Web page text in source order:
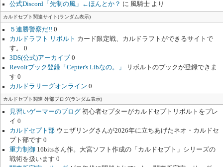
公式Discord「先制の風」←ほんとか？ に 風騎士 より
カルドセプト関連サイト(ランダム表示)
５連勝警察だ!! 0
カルドラフト リボルト カード限定戦、カルドラフトができるサイトで
す。 0
3DS(公式)アーカイブ 0
Revoltブック登録「Cepter's Libなの。」
リボルトのブックが登録できま
す 0
カルドラリーグオンライン 0
カルドセプト関連 外部ブログ(ランダム表示)
見習いゲーマーのブログ 初心者セプターがカルドセプトリボルトをプレ
イ 0
カルドセプト部 ウェザリングさんが2026年に立ちあげたネオ・カルドセ
プト部です 0
重力制御 16bitsさん作。大宮ソフト作成の「カルドセプト」シリーズの
戦術を扱います 0